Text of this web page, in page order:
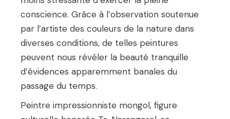
conscience. Grâce à l’observation soutenue
par l’artiste des couleurs de la nature dans
diverses conditions, de telles peintures
peuvent nous révéler la beauté tranquille
d’évidences apparemment banales du
passage du temps.
Peintre impressionniste mongol, figure